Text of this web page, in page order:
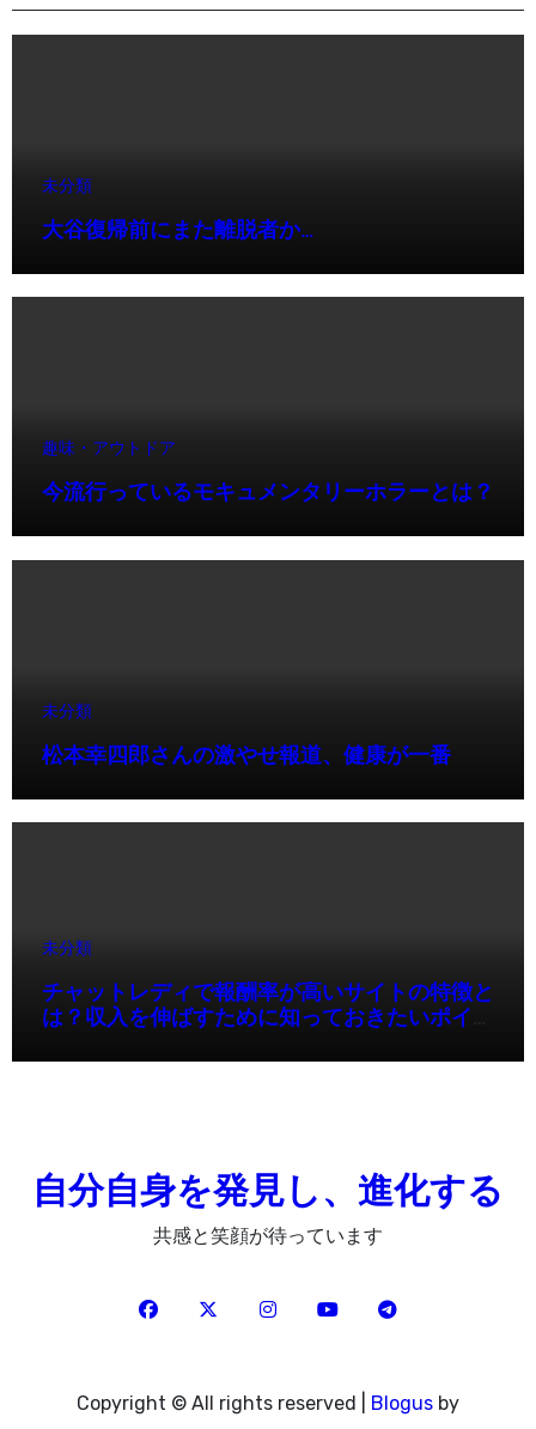
未分類
大谷復帰前にまた離脱者か…
趣味・アウトドア
今流行っているモキュメンタリーホラーとは？
未分類
松本幸四郎さんの激やせ報道、健康が一番
未分類
チャットレディで報酬率が高いサイトの特徴と
は？収入を伸ばすために知っておきたいポイン
自分自身を発見し、進化する
共感と笑顔が待っています
Copyright © All rights reserved Blogus by